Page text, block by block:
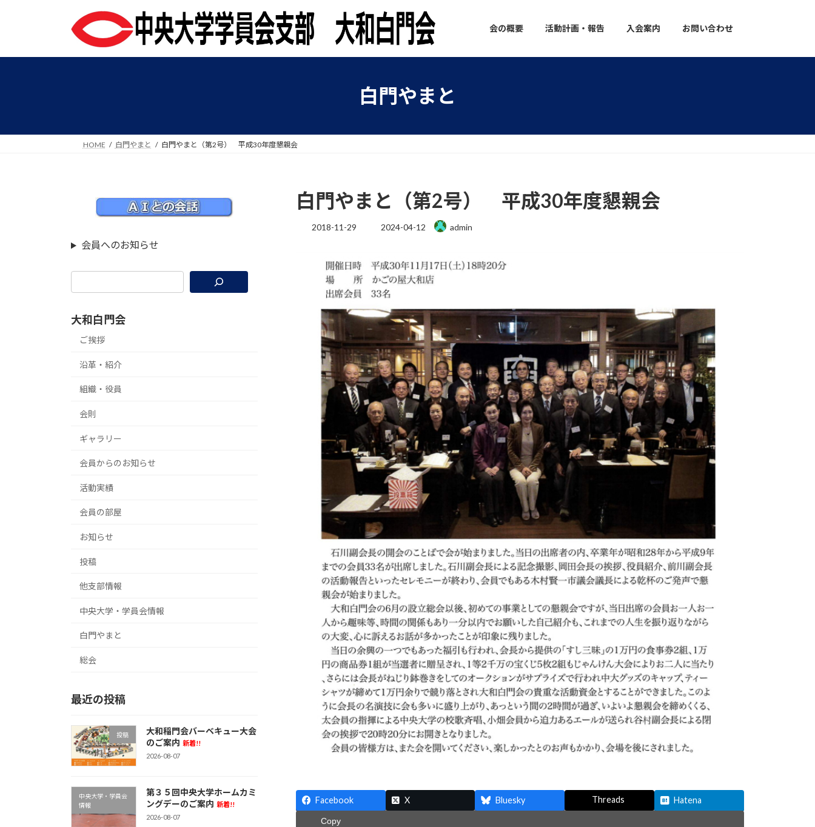
プ
動
会の概要 活動計画・報告 入会案内 お問い合わせ
白門やまと
HOME 白門やまと 白門やまと（第2号） 平成30年度懇親会
白門やまと（第2号） 平成30年度懇親会
2018-11-29
最
新
日
時
:
2024-04-12 admin
Facebook X Bluesky Threads Hatena
Copy
会員へのお知らせ
大和白門会
ご挨拶
沿革・紹介
組織・役員
会則
ギャラリー
会員からのお知らせ
活動実績
会員の部屋
お知らせ
投稿
他支部情報
中央大学・学員会情報
白門やまと
総会
最近の投稿
投稿
大和稲門会バーベキュー大会
のご案内 新着!!
2026-08-07
中央大学・学員会
情報
第３５回中央大学ホームカミ
ングデーのご案内 新着!!
2026-08-07